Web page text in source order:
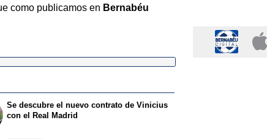
como publicamos en Bernabéu
Se descubre el nuevo contrato de Vinicius
con el Real Madrid